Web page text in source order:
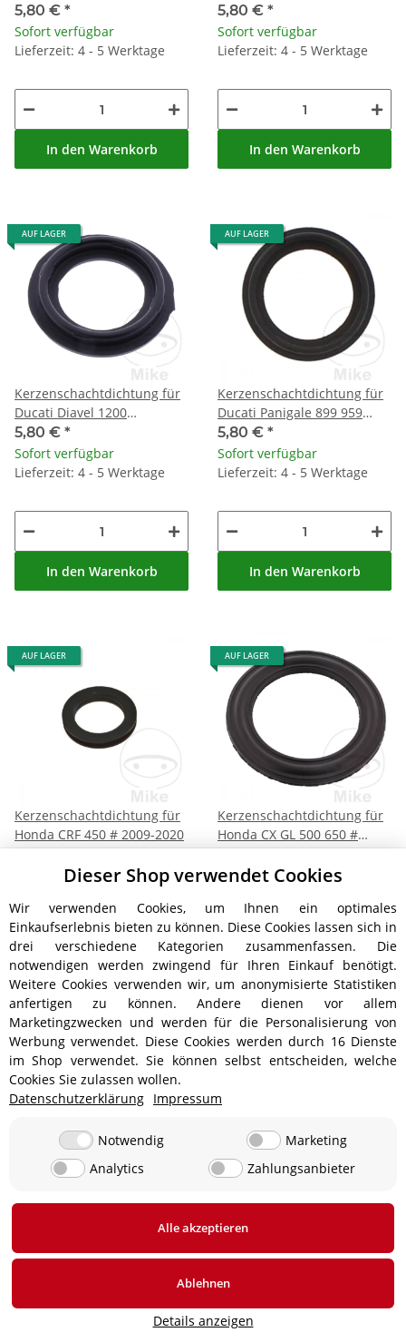
5,80 € *
Sofort verfügbar
Lieferzeit: 4 - 5 Werktage
In den Warenkorb
# 1993-2005
5,80 € *
Sofort verfügbar
Lieferzeit: 4 - 5 Werktage
In den Warenkorb
AUF LAGER
Kerzenschachtdichtung für
Ducati Diavel 1200
Hypermotard 821 939 950
5,80 € *
Sofort verfügbar
Lieferzeit: 4 - 5 Werktage
In den Warenkorb
AUF LAGER
Kerzenschachtdichtung für
Ducati Panigale 899 959
1199 1299 # 2012-2020
5,80 € *
Sofort verfügbar
Lieferzeit: 4 - 5 Werktage
In den Warenkorb
AUF LAGER
Kerzenschachtdichtung für
Honda CRF 450 # 2009-2020
10,80 €*
Sofort verfügbar
In den Warenkorb
AUF LAGER
Kerzenschachtdichtung für
Honda CX GL 500 650 #
1977-1986
8,10 €*
Sofort verfügbar
In den Warenkorb
AUF LAGER
Kerzenschachtdichtung für
Honda PC 800 VT 750 1100
Lieferzeit: 4 - 5 Werktage
Kerzenschachtdichtung für
Honda VFR 750 F Kawasaki
Lieferzeit: 4 - 5 Werktage
Dieser Shop verwendet Cookies
Wir verwenden Cookies, um Ihnen ein optimales
Einkaufserlebnis bieten zu können. Diese Cookies lassen sich in
drei verschiedene Kategorien zusammenfassen. Die
notwendigen werden zwingend für Ihren Einkauf benötigt.
Weitere Cookies verwenden wir, um anonymisierte Statistiken
anfertigen zu können. Andere dienen vor allem
Marketingzwecken und werden für die Personalisierung von
Werbung verwendet. Diese Cookies werden durch 16 Dienste
im Shop verwendet. Sie können selbst entscheiden, welche
Cookies Sie zulassen wollen.
Datenschutzerklärung Impressum
Notwendig
Marketing
Analytics
Zahlungsanbieter
Alle akzeptieren
Ablehnen
Details anzeigen